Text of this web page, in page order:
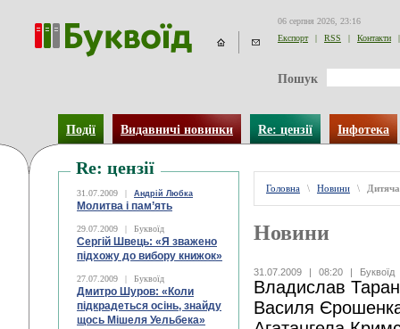
06 серпня 2026, 23:16
Експорт
| RSS | Контакти |
Пошук
Події Видавничі новинки Re: цензії Інфотека
Re: цензії
31.07.2009 | Андрій Любка
Молитва і пам’ять
29.07.2009 | Буквоїд
Сергій Швець: «Я зважено
підхожу до вибору книжок»
27.07.2009 | Буквоїд
Дмитро Шуров: «Коли
підкрадеться осінь, знайду
щось Мішеля Уельбека»
Головна \ Новини \
Новини
31.07.2009 | 08:20 | Буквоїд
Владислав
Василя